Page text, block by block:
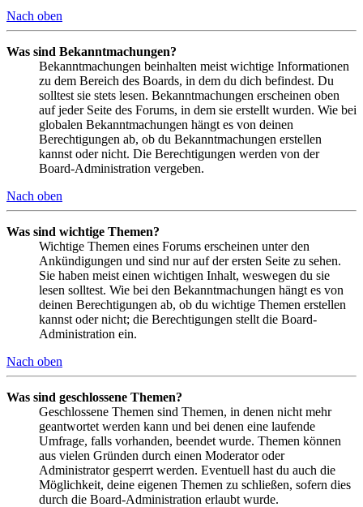
Nach oben
Was sind Bekanntmachungen?
Bekanntmachungen beinhalten meist wichtige Informationen
zu dem Bereich des Boards, in dem du dich befindest. Du
solltest sie stets lesen. Bekanntmachungen erscheinen oben
auf jeder Seite des Forums, in dem sie erstellt wurden. Wie bei
globalen Bekanntmachungen hängt es von deinen
Berechtigungen ab, ob du Bekanntmachungen erstellen
kannst oder nicht. Die Berechtigungen werden von der
Board-Administration vergeben.
Nach oben
Was sind wichtige Themen?
Wichtige Themen eines Forums erscheinen unter den
Ankündigungen und sind nur auf der ersten Seite zu sehen.
Sie haben meist einen wichtigen Inhalt, weswegen du sie
lesen solltest. Wie bei den Bekanntmachungen hängt es von
deinen Berechtigungen ab, ob du wichtige Themen erstellen
kannst oder nicht; die Berechtigungen stellt die Board-
Administration ein.
Nach oben
Was sind geschlossene Themen?
Geschlossene Themen sind Themen, in denen nicht mehr
geantwortet werden kann und bei denen eine laufende
Umfrage, falls vorhanden, beendet wurde. Themen können
aus vielen Gründen durch einen Moderator oder
Administrator gesperrt werden. Eventuell hast du auch die
Möglichkeit, deine eigenen Themen zu schließen, sofern dies
durch die Board-Administration erlaubt wurde.